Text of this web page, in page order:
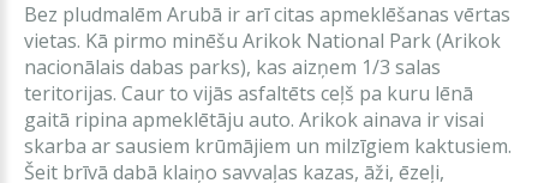
Bez pludmalēm Arubā ir arī citas apmeklēšanas vērtas
vietas. Kā pirmo minēšu Arikok National Park (Arikok
nacionālais dabas parks), kas aizņem 1/3 salas
teritorijas. Caur to vijās asfaltēts ceļš pa kuru lēnā
gaitā ripina apmeklētāju auto. Arikok ainava ir visai
skarba ar sausiem krūmājiem un milzīgiem kaktusiem.
Šeit brīvā dabā klaiņo savvaļas kazas, āži, ēzeļi,